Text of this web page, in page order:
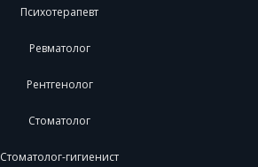
Психотерапевт
Ревматолог
Рентгенолог
Стоматолог
Стоматолог-гигиенист